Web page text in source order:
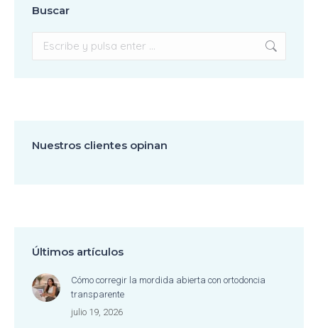
Buscar
Nuestros clientes opinan
Últimos artículos
Cómo corregir la mordida abierta con ortodoncia
transparente
julio 19, 2026